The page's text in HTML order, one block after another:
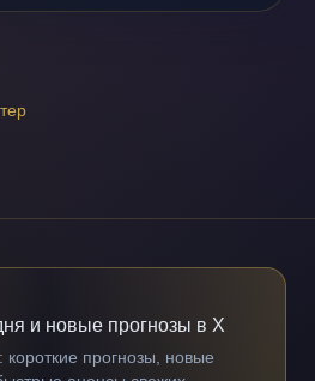
и новые прогнозы в X
прогнозы, новые